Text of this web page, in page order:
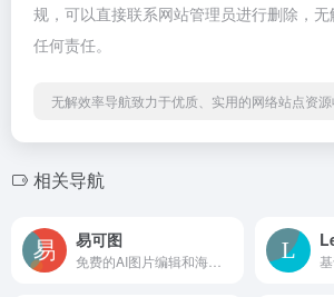
规，可以直接联系网站管理员进行删除，
任何责任。
无解效率导航致力于优质、实用的网络站点资源
相关导航
易可图